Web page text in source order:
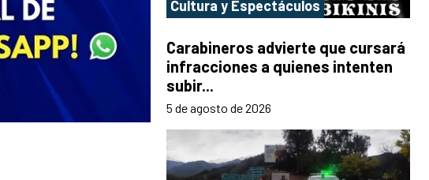
Cultura y Espectáculos
Carabineros advierte que cursará
infracciones a quienes intenten
subir...
5 de agosto de 2026